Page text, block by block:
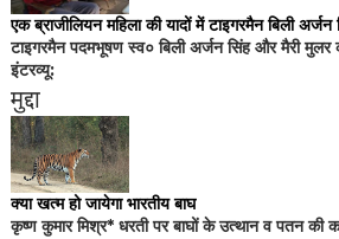
एक ब्राजीलियन महिला की यादों में टाइगरमैन बिली अर्जन
टाइगरमैन पदमभूषण स्व० बिली अर्जन सिंह और मैरी मुलर
इंटरव्यू:
मुद्दा
क्या खत्म हो जायेगा भारतीय बाघ
कृष्ण कुमार मिश्र* धरती पर बाघों के उत्थान व पतन